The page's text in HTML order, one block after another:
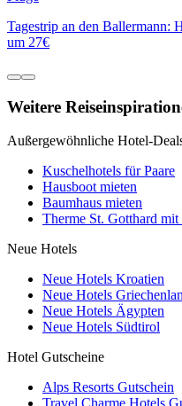
Tagestrip an den Ballermann:
um 27€
Weitere
Außergewöhnliche Hotel-
Kuschelhotels für Paare
Hausboot mieten
Baumhaus mieten
Therme St. Gotthard mit
Neue Hotels
Neue Hotels Kroatien
Neue Hotels
Neue Hotels Ägypten
Neue Hotels Südtirol
Hotel Gutscheine
Alps Resorts Gutschein